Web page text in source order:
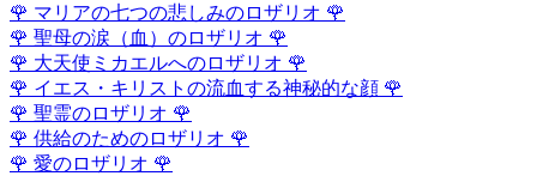
🌹 マリアの七つの悲しみのロザリオ 🌹
🌹 聖母の涙（血）のロザリオ 🌹
🌹 大天使ミカエルへのロザリオ 🌹
🌹 イエス・キリストの流血する神秘的な顔 🌹
🌹 聖霊のロザリオ 🌹
🌹 供給のためのロザリオ 🌹
🌹 愛のロザリオ 🌹